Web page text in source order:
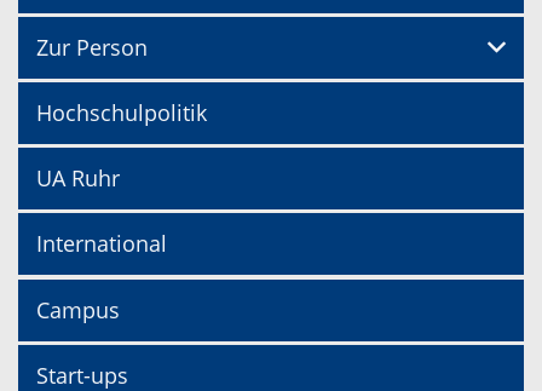
Zur Person
Hochschulpolitik
UA Ruhr
International
Campus
Start-ups